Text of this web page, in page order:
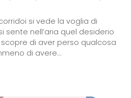
si vede la voglia di
sente nell’aria quel desiderio
di aver perso qualcosa
di avere…